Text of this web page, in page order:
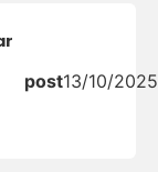
post13/10/2025